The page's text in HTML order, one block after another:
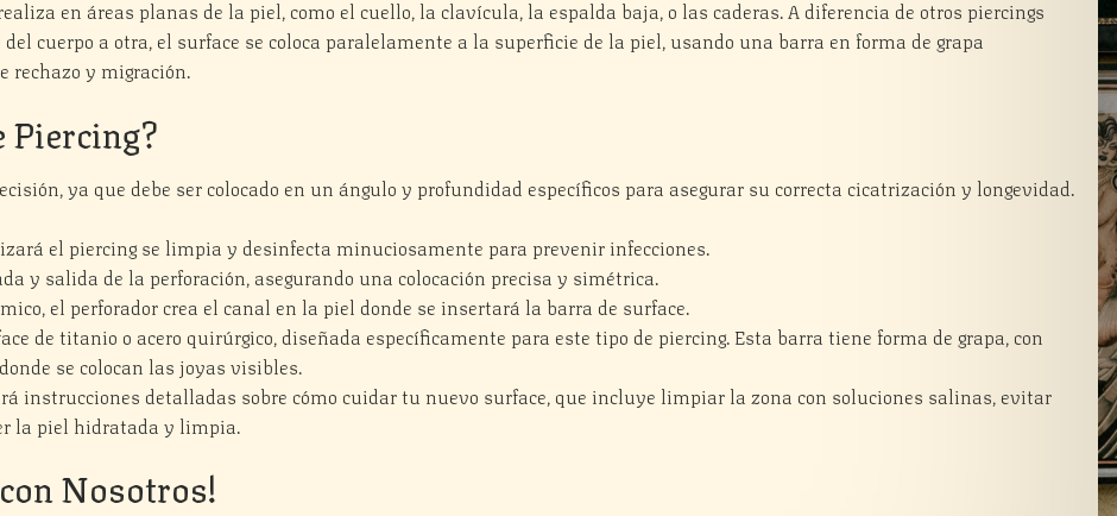
en áreas planas de la piel, como el cuello, la clavícula, la espalda baja, o las caderas. A diferencia de otros piercings
cuerpo a otra, el surface se coloca paralelamente a la superficie de la piel, usando una barra en forma de grapa
rechazo y migración.
Piercing?
ya que debe ser colocado en un ángulo y profundidad específicos para asegurar su correcta cicatrización y longevidad.
el piercing se limpia y desinfecta minuciosamente para prevenir infecciones.
y salida de la perforación, asegurando una colocación precisa y simétrica.
el perforador crea el canal en la piel donde se insertará la barra de surface.
de titanio o acero quirúrgico, diseñada específicamente para este tipo de piercing. Esta barra tiene forma de grapa, con
se colocan las joyas visibles.
instrucciones detalladas sobre cómo cuidar tu nuevo surface, que incluye limpiar la zona con soluciones salinas, evitar
la piel hidratada y limpia.
Nosotros!